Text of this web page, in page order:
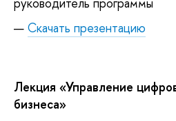
Скачать презентацию
Лекция «Управление
бизнеса»